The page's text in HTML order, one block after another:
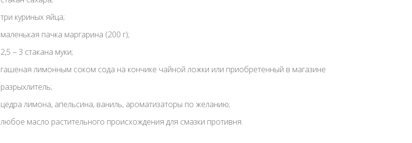
три куриных яйца;
маленькая пачка маргарина (200 г);
2,5 – 3 стакана муки;
гашеная лимонным соком сода на кончике чайной ложки или приобретенный в магазине
разрыхлитель;
цедра лимона, апельсина, ваниль, ароматизаторы по желанию;
любое масло растительного происхождения для смазки противня.